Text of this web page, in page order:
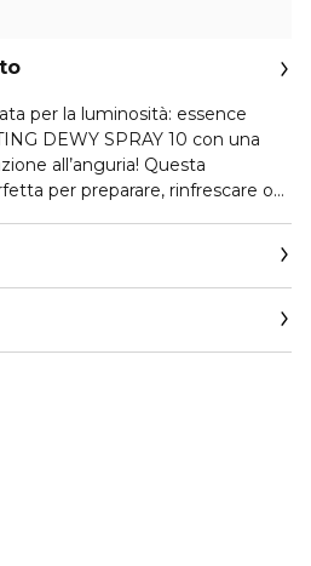
per la luminosità: essence
DEWY SPRAY 10 con una
all’anguria! Questa
per preparare, rinfrescare o
fruttata. Sia che tu lo utilizzi
la pelle per una base liscia e
per fissare quel look radioso
di idratazione alla tua pelle